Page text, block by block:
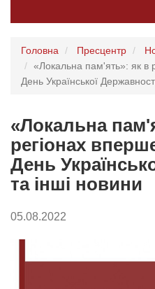
Головна Пресцентр
«Локальна пам'ять»: як в
День Української
«Локальна
регіонах
День
та інші новини
05.08.2022